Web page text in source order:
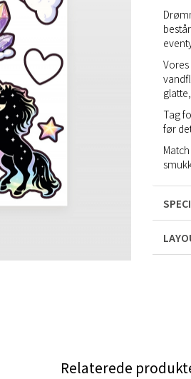
Tag
før
Relaterede